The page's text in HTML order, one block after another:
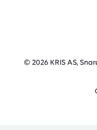
© 2026 KRIS AS,